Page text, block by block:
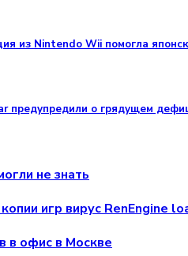
из Nintendo Wii помогла
предупредили о грядущем
не знать
игр вирус RenEngine
в офис в Москве